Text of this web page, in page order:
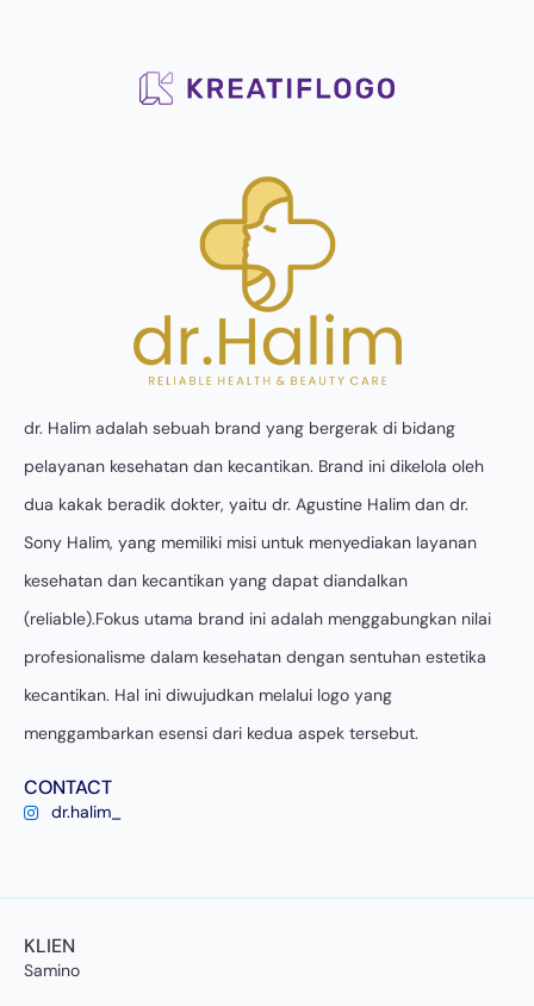
dr. Halim adalah sebuah brand yang bergerak di bidang
pelayanan kesehatan dan kecantikan. Brand ini dikelola oleh
dua kakak beradik dokter, yaitu dr. Agustine Halim dan dr.
Sony Halim, yang memiliki misi untuk menyediakan layanan
kesehatan dan kecantikan yang dapat diandalkan
(reliable).Fokus utama brand ini adalah menggabungkan nilai
profesionalisme dalam kesehatan dengan sentuhan estetika
kecantikan. Hal ini diwujudkan melalui logo yang
menggambarkan esensi dari kedua aspek tersebut.
CONTACT
dr.halim_
KLIEN
Samino